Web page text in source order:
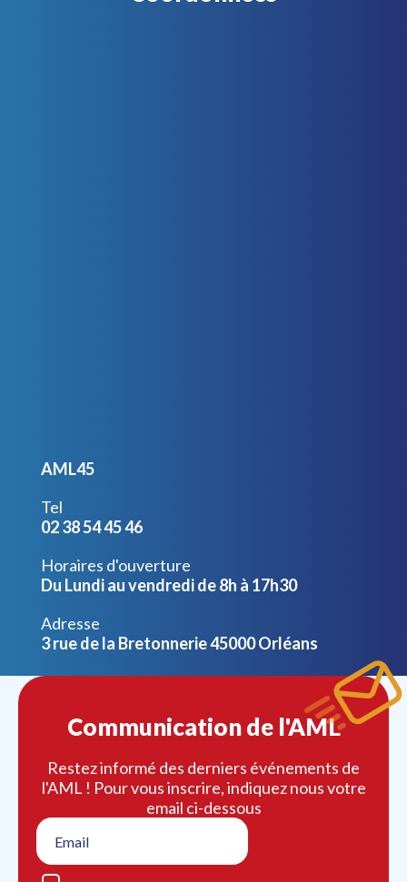
AML45
Tel
02 38 54 45 46
Horaires d'ouverture
Du Lundi au vendredi de 8h à 17h30
Adresse
3 rue de la Bretonnerie 45000 Orléans
Communication de l'AML
Restez informé des derniers événements de
l'AML ! Pour vous inscrire, indiquez nous votre
email ci-dessous